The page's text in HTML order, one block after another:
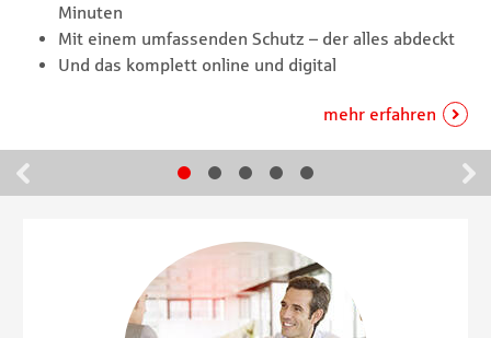
Minuten
Mit einem umfassenden Schutz – der alles abdeckt
Und das komplett online und digital
Gehe zu Slide 1
Gehe zu Slide 2
Gehe zu Slide 3
Gehe zu Slide 4